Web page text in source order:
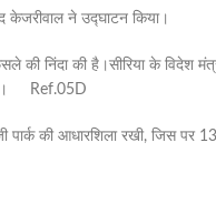
केजरीवाल ने उद्घाटन किया।
की निंदा की है।सीरिया के विदेश
है। Ref.05D
पार्क की आधारशिला रखी, जिस